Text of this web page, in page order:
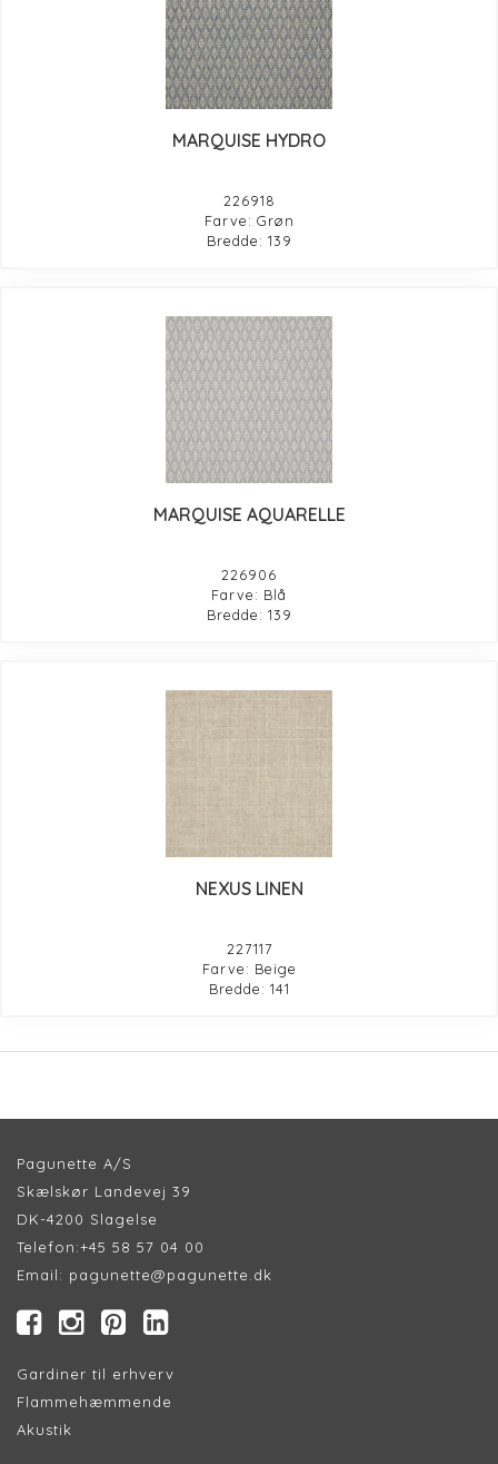
MARQUISE HYDRO
226918
Farve: Grøn
Bredde: 139
MARQUISE AQUARELLE
226906
Farve: Blå
Bredde: 139
NEXUS LINEN
227117
Farve: Beige
Bredde: 141
Pagunette A/S
Skælskør Landevej 39
DK-4200 Slagelse
Telefon:+45 58 57 04 00
Email: pagunette@pagunette.dk
Gardiner til erhverv
Flammehæmmende
Akustik